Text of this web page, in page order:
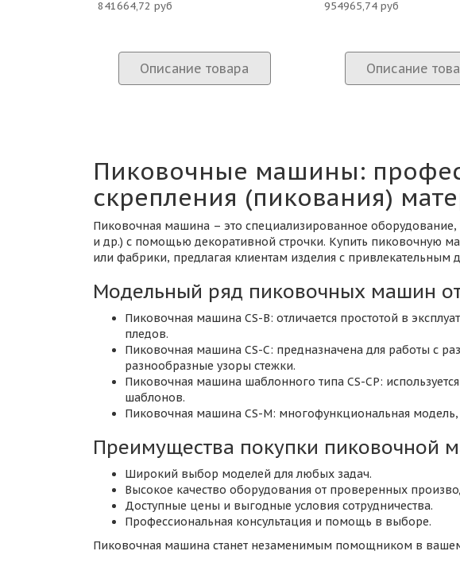
841664,72 руб
Описание товара
954965,74 руб
Описание
Пиковочные машины:
скрепления (пикования)
Пиковочная машина – это специализированное оборудование,
и др.) с помощью декоративной строчки. Купить пиковочную
или фабрики, предлагая клиентам изделия с
Модельный ряд пиковочных машин
Пиковочная машина CS-B: отличается простотой в
пледов.
Пиковочная машина CS-C: предназначена для работы с
разнообразные узоры стежки.
Пиковочная машина шаблонного типа CS-CP:
шаблонов.
Пиковочная машина CS-M: многофункциональная
Преимущества покупки
Широкий выбор моделей для любых задач.
Высокое качество оборудования от проверенных
Доступные цены и выгодные условия сотрудничества.
Профессиональная консультация и помощь в выборе.
Пиковочная машина станет незаменимым помощником в